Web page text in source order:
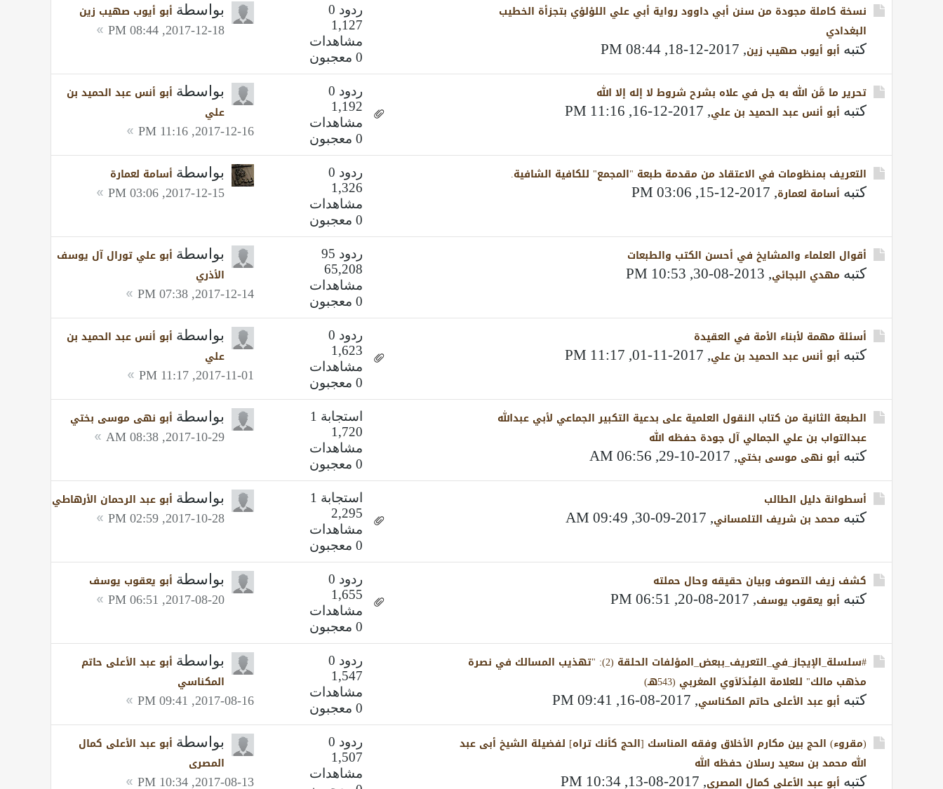
نسخة كاملة مجودة من سنن أبي داوود رواية أبي علي اللؤلؤي بتجزأة الخطيب
البغدادي
كتبه أبو أيوب صهيب زين,
2017-12-18, 08:44 PM
ردود 0
1,127
مشاهدات
0 معجبون
بواسطة أبو أيوب صهيب زين
2017-12-18, 08:44 PM
تحرير ما مَّن الله به جل في علاه بشرح شروط لا إله إلا الله
كتبه أبو أنس عبد الحميد بن علي,
2017-12-16, 11:16 PM
ردود 0
1,192
مشاهدات
0 معجبون
بواسطة أبو أنس عبد الحميد بن
علي
2017-12-16, 11:16 PM
التعريف بمنظومات في الاعتقاد من مقدمة طبعة "المجمع" للكافية الشافية.
كتبه أسامة لعمارة,
2017-12-15, 03:06 PM
ردود 0
1,326
مشاهدات
0 معجبون
بواسطة أسامة لعمارة
2017-12-15, 03:06 PM
أقوال العلماء والمشايخ في أحسن الكتب والطبعات
كتبه مهدي البجائي,
2013-08-30, 10:53 PM
ردود 95
65,208
مشاهدات
0 معجبون
بواسطة أبو علي تورال آل يوسف
الأذري
2017-12-14, 07:38 PM
ﺃﺳﺌﻠﺔ ﻣﻬﻤﺔ ﻷﺑﻨﺎﺀ ﺍﻷﻣﺔ ﻓﻲ ﺍﻟﻌﻘﻴﺪة
كتبه أبو أنس عبد الحميد بن علي,
2017-11-01, 11:17 PM
ردود 0
1,623
مشاهدات
0 معجبون
بواسطة أبو أنس عبد الحميد بن
علي
2017-11-01, 11:17 PM
الطبعة الثانية من كتاب النقول العلمية على بدعية التكبير الجماعي لأبي عبدالله
عبدالتواب بن علي الجمالي آل جودة حفظه الله
كتبه أبو نهى موسى بختي,
2017-10-29, 06:56 AM
استجابة 1
1,720
مشاهدات
0 معجبون
بواسطة أبو نهى موسى بختي
2017-10-29, 08:38 AM
أسطوانة دليل الطالب
كتبه محمد بن شريف التلمساني,
2017-09-30, 09:49 AM
استجابة 1
2,295
مشاهدات
0 معجبون
بواسطة أبو عبد الرحمان الأرهاطي
2017-10-28, 02:59 PM
كشف زيف التصوف وبيان حقيقه وحال حملته
كتبه أبو يعقوب يوسف,
2017-08-20, 06:51 PM
ردود 0
1,655
مشاهدات
0 معجبون
بواسطة أبو يعقوب يوسف
2017-08-20, 06:51 PM
#سلسلة_الإيجاز_في_التعريف_ببعض_المؤلفات الحلقة (2): "تهذيب المسالك في نصرة
مذهب مالك" للعلامة الفِنْدَلاَوي المغربي (543هـ)
كتبه أبو عبد الأعلى حاتم المكناسي,
2017-08-16, 09:41 PM
ردود 0
1,547
مشاهدات
0 معجبون
بواسطة أبو عبد الأعلى حاتم
المكناسي
2017-08-16, 09:41 PM
(مقروء) الحج بين مكارم الأخلاق وفقه المناسك [الحج كأنك تراه] لفضيلة الشيخ أبى عبد
الله محمد بن سعيد رسلان حفظه الله
كتبه أبو عبد الأعلى كمال المصرى,
2017-08-13, 10:34 PM
ردود 0
1,507
مشاهدات
بواسطة أبو عبد الأعلى كمال
المصرى
2017-08-13, 10:34 PM